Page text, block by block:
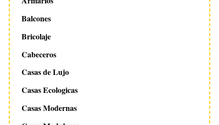
Balcones
Bricolaje
Cabeceros
Casas de Lujo
Casas Ecologicas
Casas Modernas